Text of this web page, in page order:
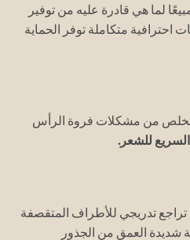
لما هي قادرة عليه من توفير
للشعر عبر 4 منتجات احترافية متكاملة توفر الحماية
من مشكلات فروة الرأس
للشعر.
تدريجي للأطراف المتقصفة
شديدة العمق من الجذور